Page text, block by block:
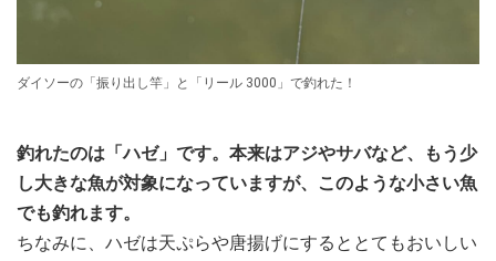
ダイソーの「振り出し竿」と「リール 3000」で釣れた！
釣れたのは「ハゼ」です。本来はアジやサバなど、もう少
し大きな魚が対象になっていますが、このような小さい魚
でも釣れます。
ちなみに、ハゼは天ぷらや唐揚げにするととてもおいしい